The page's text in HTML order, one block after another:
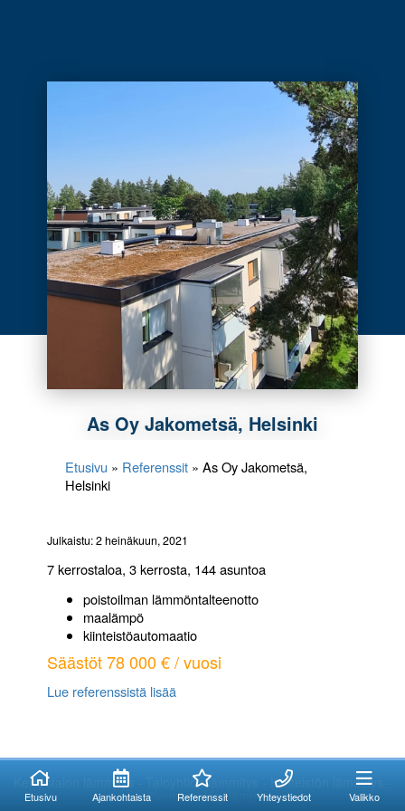
Etusivu Ajankohtaista Referenssit Yhteystiedot Valikko
As Oy Jakometsä, Helsinki
Etusivu » Referenssit »As Oy Jakometsä,
Helsinki
Julkaistu: 2 heinäkuun, 2021
7 kerrostaloa, 3 kerrosta, 144 asuntoa
poistoilman lämmöntalteenotto
maalämpö
kiinteistöautomaatio
Säästöt 78 000 € / vuosi
Lue referenssistä lisää
Kerrostalon lämmitys - Taloyhtiön lämmitys - Kiinteistön lämmitys -
Viilennys - Maalämpö